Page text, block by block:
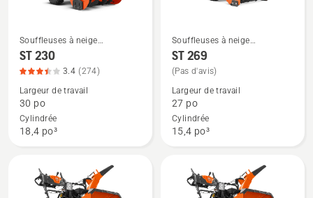
Voir
plus
de
détails
sur
ST 230,
produit
Souffleuses à neige
résidentielles
ST 230
3.4 (274)
Largeur de travail
30 po
Cylindrée
18,4 po³
Voir
plus
de
détails
sur
ST 269
Souffleuses à neige
résidentielles
ST 269
(Pas d'avis)
Largeur de travail
27 po
Cylindrée
15,4 po³